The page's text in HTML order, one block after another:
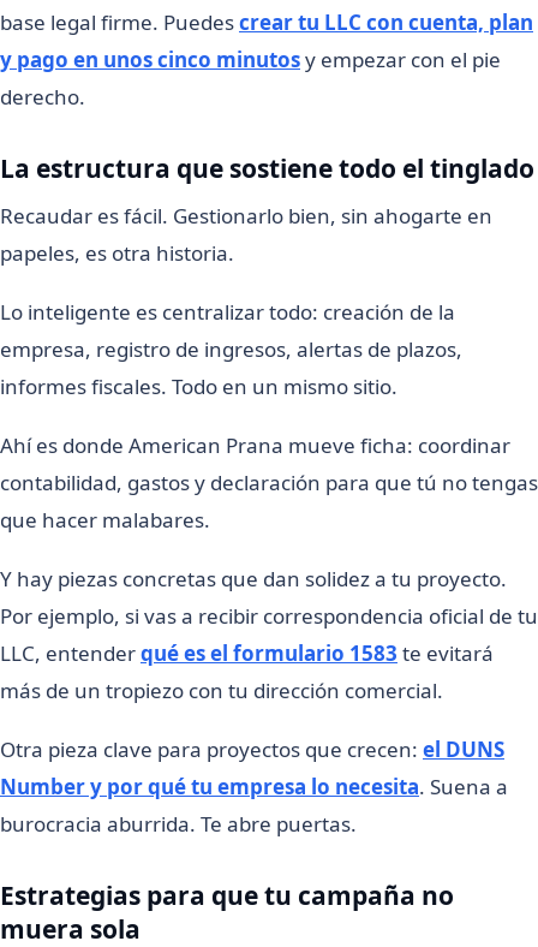
base legal firme. Puedescrear tu LLC con cuenta, plan
y pago en unos cinco minutosy empezar con el pie
derecho.
La estructura que sostiene todo el tinglado
Recaudar es fácil. Gestionarlo bien, sin ahogarte en
papeles, es otra historia.
Lo inteligente es centralizar todo: creación de la
empresa, registro de ingresos, alertas de plazos,
informes fiscales. Todo en un mismo sitio.
Ahí es donde American Prana mueve ficha: coordinar
contabilidad, gastos y declaración para que tú no tengas
que hacer malabares.
Y hay piezas concretas que dan solidez a tu proyecto.
Por ejemplo, si vas a recibir correspondencia oficial de tu
LLC, entenderqué es el formulario 1583 te evitará
más de un tropiezo con tu dirección comercial.
Otra pieza clave para proyectos que crecen: el DUNS
Number y por qué tu empresa lo necesita. Suena a
burocracia aburrida. Te abre puertas.
Estrategias para que tu campaña no
muera sola